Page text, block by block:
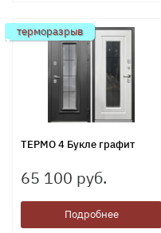
терморазрыв
ТЕРМО 4 Букле графит
65 100 руб.
Подробнее